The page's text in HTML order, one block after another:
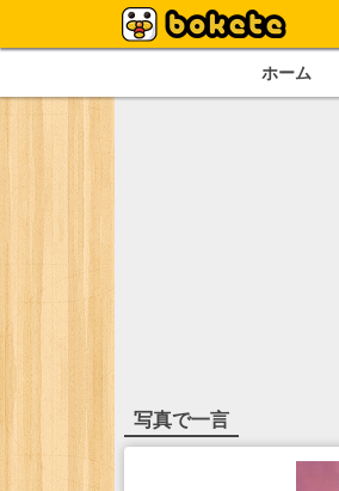
ホーム
写真で一言